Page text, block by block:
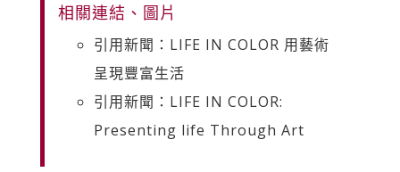
相關連結、圖片
引用新聞：LIFE IN COLOR 用藝術
呈現豐富生活
引用新聞：LIFE IN COLOR:
Presenting life Through Art